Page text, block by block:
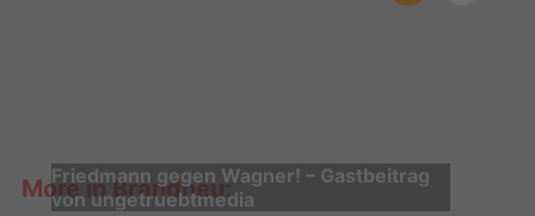
More in Brandneu:
Friedmann gegen Wagner! – Gastbeitrag
von ungetruebtmedia